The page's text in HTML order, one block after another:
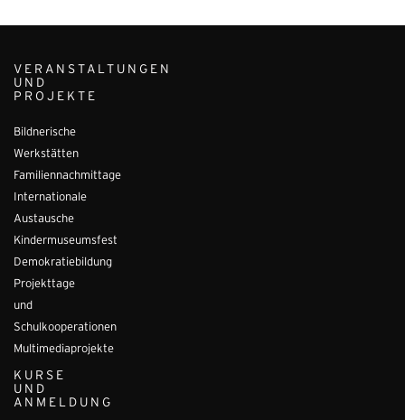
VERANSTALTUNGEN
UND
PROJEKTE
Bildnerische
Werkstätten
Familiennachmittage
Internationale
Austausche
Kindermuseumsfest
Demokratiebildung
Projekttage
und
Schulkooperationen
Multimediaprojekte
KURSE
UND
ANMELDUNG